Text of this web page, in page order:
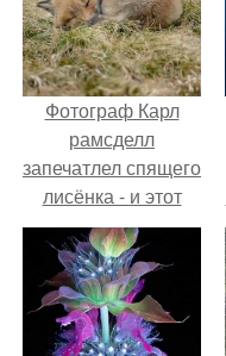
Фотограф Карл
рамсделл
запечатлел спящего
лисёнка - и этот
кадр способен
растопить даже
самое суровое
сердце.